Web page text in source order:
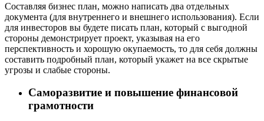
Составляя бизнес план, можно написать два отдельных
документа (для внутреннего и внешнего использования). Если
для инвесторов вы будете писать план, который с выгодной
стороны демонстрирует проект, указывая на его
перспективность и хорошую окупаемость, то для себя должны
составить подробный план, который укажет на все скрытые
угрозы и слабые стороны.
Саморазвитие и повышение финансовой
грамотности